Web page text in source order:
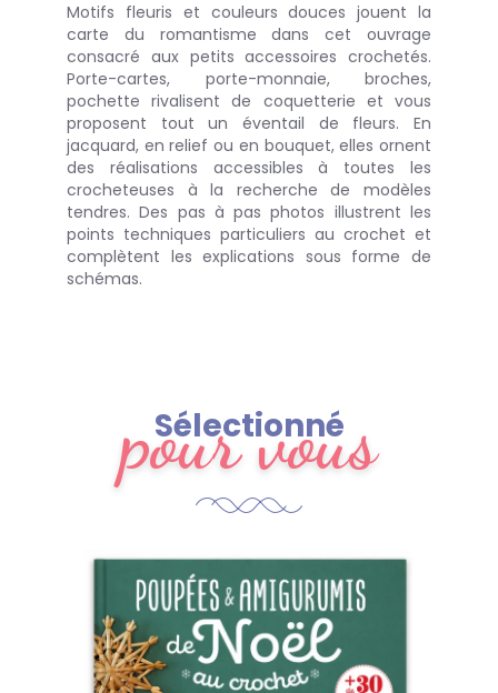
Motifs fleuris et couleurs douces jouent la
carte du romantisme dans cet ouvrage
consacré aux petits accessoires crochetés.
Porte-cartes, porte-monnaie, broches,
pochette rivalisent de coquetterie et vous
proposent tout un éventail de fleurs. En
jacquard, en relief ou en bouquet, elles ornent
des réalisations accessibles à toutes les
crocheteuses à la recherche de modèles
tendres. Des pas à pas photos illustrent les
points techniques particuliers au crochet et
complètent les explications sous forme de
schémas.
Sélectionné
pour vous